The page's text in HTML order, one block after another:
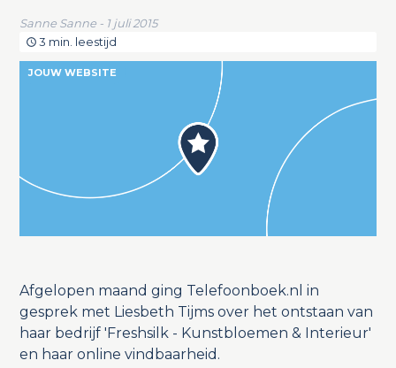
Sanne Sanne - 1 juli 2015
3 min. leestijd
JOUW WEBSITE
Afgelopen maand ging Telefoonboek.nl in
gesprek met Liesbeth Tijms over het ontstaan van
haar bedrijf 'Freshsilk - Kunstbloemen & Interieur'
en haar online vindbaarheid.